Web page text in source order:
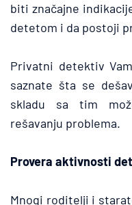
biti značajne
detetom i da postoji
Privatni detektiv
saznate šta se
skladu sa tim
rešavanju problema.
Provera aktivnosti
Mnogi roditelji i